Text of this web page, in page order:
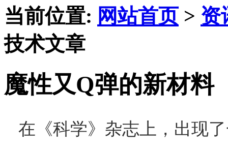
当前位置: 网站首页> 资
技术文章
魔性又Q弹的新材料
在《科学》杂志上，出现